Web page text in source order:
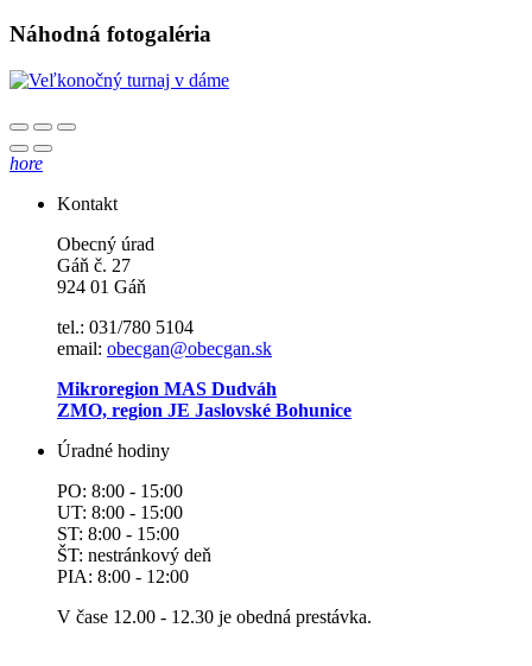
Náhodná fotogaléria
hore
Kontakt
Obecný úrad
Gáň č. 27
924 01 Gáň
tel.: 031/780 5104
email: obecgan@obecgan.sk
Mikroregion MAS Dudváh
ZMO, region JE Jaslovské Bohunice
Úradné hodiny
PO: 8:00 - 15:00
UT: 8:00 - 15:00
ST: 8:00 - 15:00
ŠT: nestránkový deň
PIA: 8:00 - 12:00
V čase 12.00 - 12.30 je obedná prestávka.